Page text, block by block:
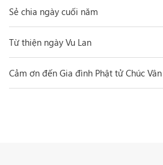
Sẻ chia ngày cuối năm
Từ thiện ngày Vu Lan
Cảm ơn đến Gia đình Phật tử Chúc Vân